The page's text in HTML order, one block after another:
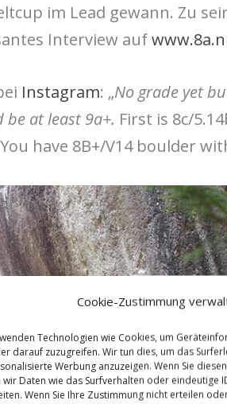
Cookie-Zustimmung
Technologien wie Cookies, um
darauf zuzugreifen. Wir tun dies, um das
Werbung anzuzeigen. Wenn Sie
wir Daten wie das Surfverhalten oder eindeutige
Wenn Sie Ihre Zustimmung nicht erteilen
im Lead gewann. Zu
Interview auf
Instagram: „No grade yet
at least 9a+. First is 8c/
have 8B+/V14 boulder